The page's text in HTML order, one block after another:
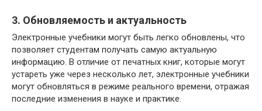
3. Обновляемость и актуальность
Электронные учебники могут быть легко обновлены, что
позволяет студентам получать самую актуальную
информацию. В отличие от печатных книг, которые могут
устареть уже через несколько лет, электронные учебники
могут обновляться в режиме реального времени, отражая
последние изменения в науке и практике.